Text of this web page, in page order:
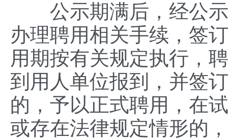
公示期满后，经公示
办理聘用相关手续，签
用期按有关规定执行，
到用人单位报到，并签
的，予以正式聘用，在
或存在法律规定情形的